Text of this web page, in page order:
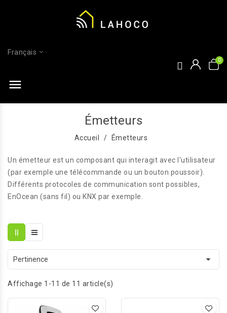
Français
menu
Émetteurs
Accueil Émetteurs
Un émetteur est un composant qui interagit avec l'utilisateur
(par exemple une télécommande ou un bouton poussoir).
Différents protocoles de communication sont possibles,
EnOcean (sans fil) ou KNX par exemple.
Pertinence 
Affichage 1-11 de 11 article(s)